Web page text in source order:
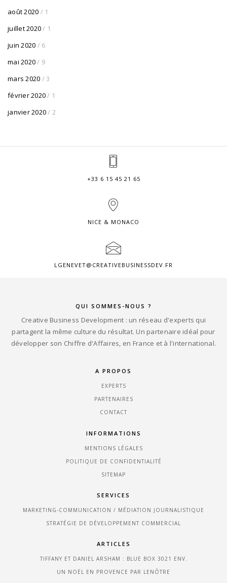
août 2020 / 1
juillet 2020/ 1
juin 2020 / 6
mai 2020/ 9
mars 2020 / 3
février 2020/ 1
janvier 2020/ 2
+33 6 15 45 21 65
NICE & MONACO
LGENEVET@CREATIVEBUSINESSDEV.FR
QUI SOMMES-NOUS ?
Creative Business Development : un réseau d'experts qui
partagent la même culture du résultat. Un partenaire idéal pour
développer son Chiffre d'Affaires, en France et à l'international.
A PROPOS
EXPERTS
PARTENAIRES
CONTACT
INFORMATIONS
MENTIONS LÉGALES
POLITIQUE DE CONFIDENTIALITÉ
SITEMAP
SERVICES
MARKETING-COMMUNICATION / MÉDIATION JOURNALISTIQUE
STRATÉGIE DE DÉVELOPPEMENT COMMERCIAL
ARTICLES
TIFFANY ET DANIEL ARSHAM : BLUE BOX 3021 ENV.
UN NOËL EN PROVENCE PAR LENÔTRE